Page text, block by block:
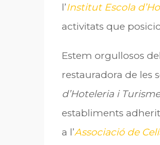
l’Institut Escola
activitats que
Estem orgullosos
restauradora de les
d’Hoteleria i Turisme
establiments
a l’Associació de